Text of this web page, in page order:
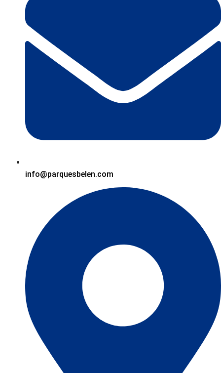
info@parquesbelen.com